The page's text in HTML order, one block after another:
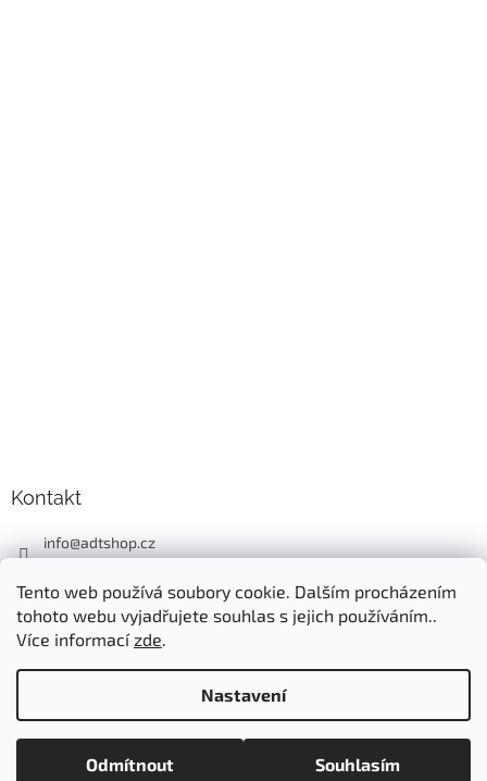
Tento web používá soubory cookie. Dalším procházením
tohoto webu vyjadřujete souhlas s jejich používáním..
Více informacízde.
Nastavení
Odmítnout Souhlasím
Kontakt
info@adtshop.cz
+420724549949
Vytvořil Shoptet
Copyright 2026ADT SHOP . Všechna práva vyhrazena.